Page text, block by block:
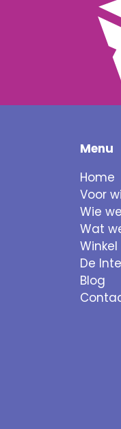
Menu
Home
Voor
Wie
Wat
Winkel
De
Blog